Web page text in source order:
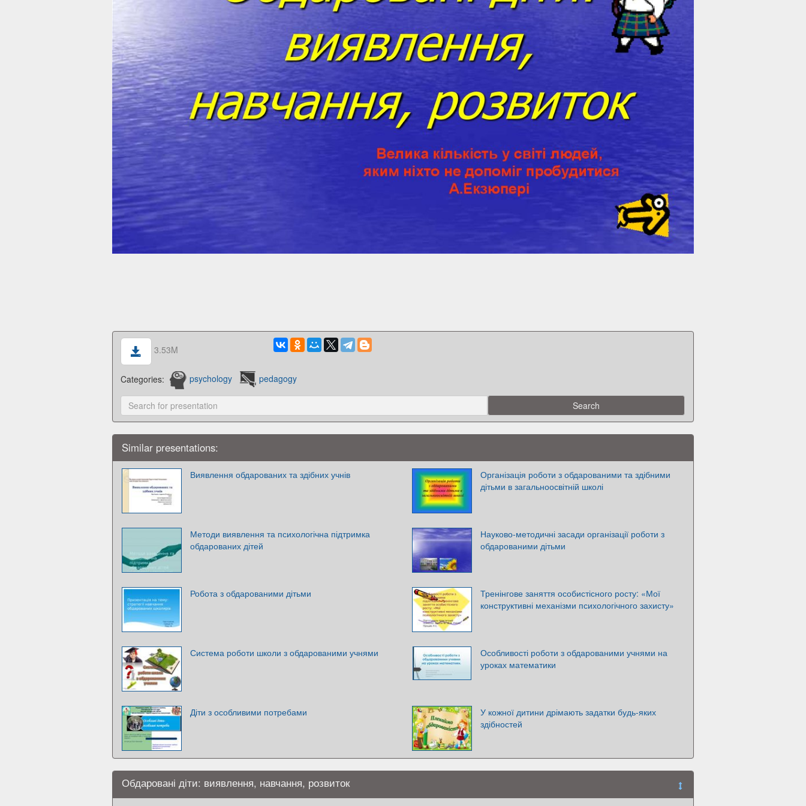
3.53M
Categories: psychology pedagogy
Similar presentations:
Виявлення обдарованих та здібних учнів
Організація роботи з обдарованими та здібними
дітьми в загальноосвітній школі
Методи виявлення та психологічна підтримка
обдарованих дітей
Науково-методичні засади організації роботи з
обдарованими дітьми
Робота з обдарованими дітьми
Тренінгове заняття особистісного росту: «Мої
конструктивні механізми психологічного захисту»
Система роботи школи з обдарованими учнями
Особливості роботи з обдарованими учнями на
уроках математики
Діти з особливими потребами
У кожної дитини дрімають задатки будь-яких
здібностей
Обдаровані діти: виявлення, навчання, розвиток